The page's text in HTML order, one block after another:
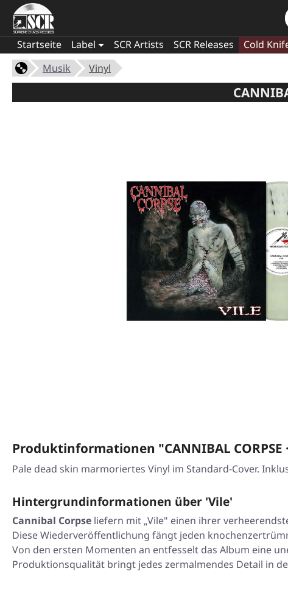
Startseite Label SCR Artists SCR Releases Cold
Musik
Vinyl
Produktinformationen "CANNIBAL CORPSE
Pale dead skin marmoriertes Vinyl im Standard-Cover.
Hintergrundinformationen über 'Vile'
Cannibal Corpse liefern mit „Vile" einen ihrer
Diese Wiederveröffentlichung fängt jeden
Von den ersten Momenten an entfesselt das Album eine
Produktionsqualität bringt jedes zermalmendes Detail in